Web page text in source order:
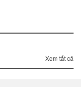
Xem tất cả